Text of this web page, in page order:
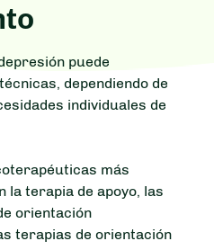
puede
dependiendo de
individuales de
más
la terapia de apoyo, las
orientación
terapias de orientación